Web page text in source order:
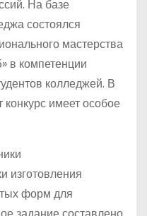
На базе
состоялся
мастерства
в компетенции
колледжей. В
имеет особое
изготовления
форм для